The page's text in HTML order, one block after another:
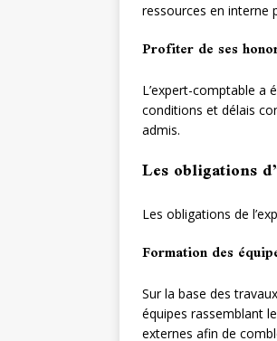
ressources en interne
Profiter de ses
L’expert-comptable a
conditions et délais
admis.
Les obligations
Les obligations de
Formation des
Sur la base des
équipes rassemblant
externes afin de